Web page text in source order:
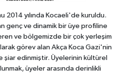
2014 yılında Kocaeli'de kuruldu.
genç ve dinamik bir üye profiline
ve bölgemizde bir çok yerleşim
görev alan Akça Koca Gazi'nin
şiar edinmiştir. Üyelerinin kültürel
üyeler arasında derinlikli